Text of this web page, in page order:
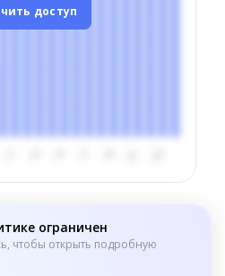
доступ
ограничен
чтобы открыть подробную